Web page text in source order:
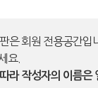
은 회원 전용공간입
요.
라 작성자의 이름은